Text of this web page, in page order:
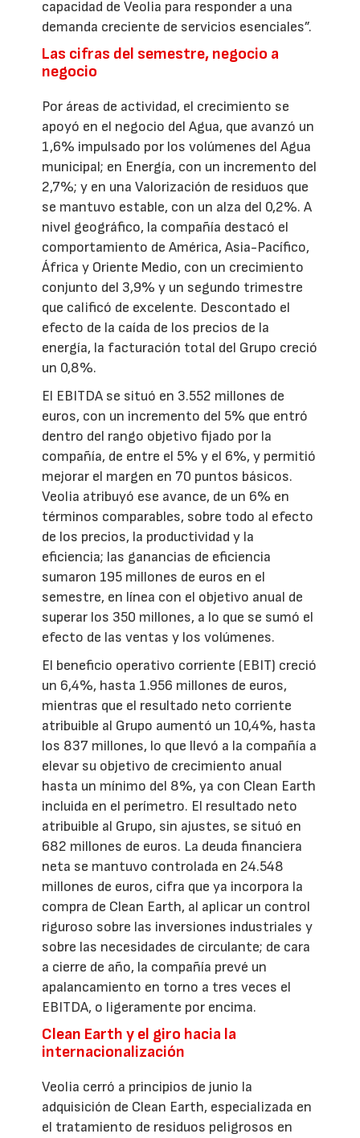
capacidad de Veolia para responder a una
demanda creciente de servicios esenciales”.
Las cifras del semestre, negocio a
negocio
Por áreas de actividad, el crecimiento se
apoyó en el negocio del Agua, que avanzó un
1,6% impulsado por los volúmenes del Agua
municipal; en Energía, con un incremento del
2,7%; y en una Valorización de residuos que
se mantuvo estable, con un alza del 0,2%. A
nivel geográfico, la compañía destacó el
comportamiento de América, Asia-Pacífico,
África y Oriente Medio, con un crecimiento
conjunto del 3,9% y un segundo trimestre
que calificó de excelente. Descontado el
efecto de la caída de los precios de la
energía, la facturación total del Grupo creció
un 0,8%.
El EBITDA se situó en 3.552 millones de
euros, con un incremento del 5% que entró
dentro del rango objetivo fijado por la
compañía, de entre el 5% y el 6%, y permitió
mejorar el margen en 70 puntos básicos.
Veolia atribuyó ese avance, de un 6% en
términos comparables, sobre todo al efecto
de los precios, la productividad y la
eficiencia; las ganancias de eficiencia
sumaron 195 millones de euros en el
semestre, en línea con el objetivo anual de
superar los 350 millones, a lo que se sumó el
efecto de las ventas y los volúmenes.
El beneficio operativo corriente (EBIT) creció
un 6,4%, hasta 1.956 millones de euros,
mientras que el resultado neto corriente
atribuible al Grupo aumentó un 10,4%, hasta
los 837 millones, lo que llevó a la compañía a
elevar su objetivo de crecimiento anual
hasta un mínimo del 8%, ya con Clean Earth
incluida en el perímetro. El resultado neto
atribuible al Grupo, sin ajustes, se situó en
682 millones de euros. La deuda financiera
neta se mantuvo controlada en 24.548
millones de euros, cifra que ya incorpora la
compra de Clean Earth, al aplicar un control
riguroso sobre las inversiones industriales y
sobre las necesidades de circulante; de cara
a cierre de año, la compañía prevé un
apalancamiento en torno a tres veces el
EBITDA, o ligeramente por encima.
Clean Earth y el giro hacia la
internacionalización
Veolia cerró a principios de junio la
adquisición de Clean Earth, especializada en
el tratamiento de residuos peligrosos en